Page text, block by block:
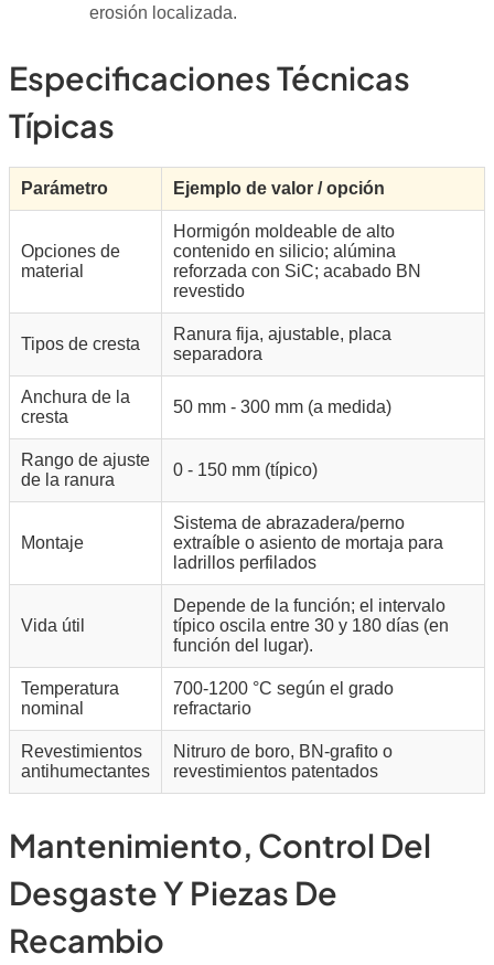
erosión localizada.
Especificaciones Técnicas
Típicas
Parámetro Ejemplo de valor / opción
Opciones de
material
Hormigón moldeable de alto
contenido en silicio; alúmina
reforzada con SiC; acabado BN
revestido
Tipos de cresta
Ranura fija, ajustable, placa
separadora
Anchura de la
cresta
50 mm - 300 mm (a medida)
Rango de ajuste
de la ranura
0 - 150 mm (típico)
Montaje
Sistema de abrazadera/perno
extraíble o asiento de mortaja para
ladrillos perfilados
Vida útil
Depende de la función; el intervalo
típico oscila entre 30 y 180 días (en
función del lugar).
Temperatura
nominal
700-1200 °C según el grado
refractario
Revestimientos
antihumectantes
Nitruro de boro, BN-grafito o
revestimientos patentados
Mantenimiento, Control Del
Desgaste Y Piezas De
Recambio